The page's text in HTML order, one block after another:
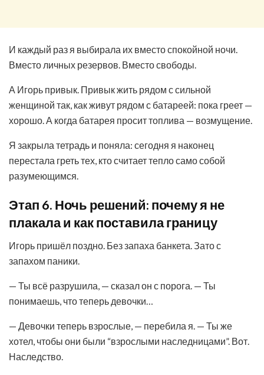
И каждый раз я выбирала их вместо спокойной ночи.
Вместо личных резервов. Вместо свободы.
А Игорь привык. Привык жить рядом с сильной
женщиной так, как живут рядом с батареей: пока греет —
хорошо. А когда батарея просит топлива — возмущение.
Я закрыла тетрадь и поняла: сегодня я наконец
перестала греть тех, кто считает тепло само собой
разумеющимся.
Этап 6. Ночь решений: почему я не
плакала и как поставила границу
Игорь пришёл поздно. Без запаха банкета. Зато с
запахом паники.
— Ты всё разрушила, — сказал он с порога. — Ты
понимаешь, что теперь девочки…
— Девочки теперь взрослые, — перебила я. — Ты же
хотел, чтобы они были “взрослыми наследницами”. Вот.
Наследство.